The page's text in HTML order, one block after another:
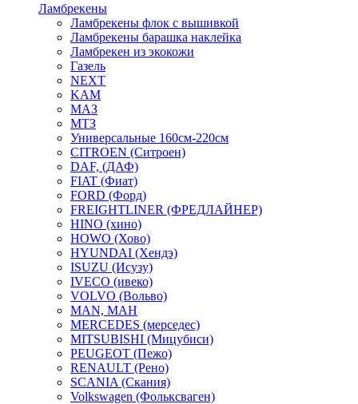
Ламбрекены
Ламбрекены флок с вышивкой
Ламбрекены барашка наклейка
Ламбрекен из экокожи
Газель
NEXT
KAM
МАЗ
МТЗ
Универсальные 160см-220см
CITROEN (Ситроен)
DAF, (ДАФ)
FIAT (Фиат)
FORD (Форд)
FREIGHTLINER (ФРЕДЛАЙНЕР)
HINO (хино)
HOWO (Хово)
HYUNDAI (Хендэ)
ISUZU (Исузу)
IVECO (ивеко)
VOLVO (Вольво)
MAN, МАН
MERCEDES (мерседес)
MITSUBISHI (Мицубиси)
PEUGEOT (Пежо)
RENAULT (Рено)
SCANIA (Скания)
Volkswagen (Фольксваген)